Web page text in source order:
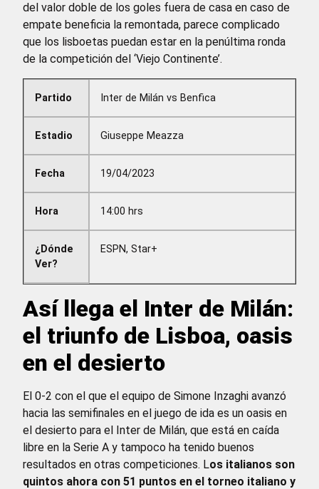
del valor doble de los goles fuera de casa en caso de
empate beneficia la remontada, parece complicado
que los lisboetas puedan estar en la penúltima ronda
de la competición del ‘Viejo Continente’.
Partido
Estadio
Fecha
Hora
¿Dónde
Ver?
Inter de Milán vs Benfica
Giuseppe Meazza
19/04/2023
14:00 hrs
ESPN, Star+
Así llega el Inter de Milán:
el triunfo de Lisboa, oasis
en el desierto
El 0-2 con el que el equipo de Simone Inzaghi avanzó
hacia las semifinales en el juego de ida es un oasis en
el desierto para el Inter de Milán, que está en caída
libre en la Serie A y tampoco ha tenido buenos
resultados en otras competiciones. Los italianos son
quintos ahora con 51 puntos en el torneo italiano y